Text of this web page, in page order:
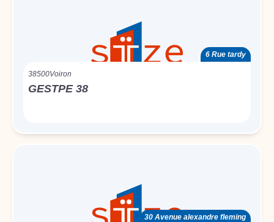
6 Rue tardy
38500Voiron
GESTPE 38
30 Avenue alexandre fleming